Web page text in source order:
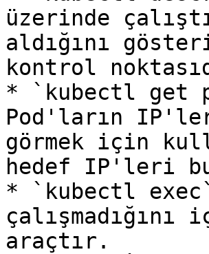
üzerinde
aldığını
kontrol
* `kubectl get
Pod'ların
görmek için
hedef IP'leri
* `kubectl
araçtır.